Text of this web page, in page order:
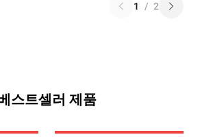
1 / 2
스트셀러 제품